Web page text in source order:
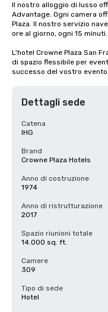
Il nostro alloggio di lusso
Advantage. Ogni camera
Plaza. Il nostro servizio
ore al giorno, ogni 15 minuti.
L'hotel Crowne Plaza San
di spazio flessibile per
successo del vostro
Dettagli sede
Catena
IHG
Brand
Crowne Plaza Hotels
Anno di costruzione
1974
Anno di ristrutturazione
2017
Spazio riunioni totale
14.000 sq. ft.
Camere
309
Tipo di sede
Hotel